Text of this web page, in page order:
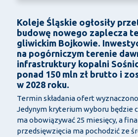
Koleje Śląskie ogłosiły
budowę nowego zaplecza
gliwickim Bojkowie.
na pogórniczym terenie
infrastruktury kopalni
ponad 150 mln zł brutto i
w 2028 roku.
Termin składania ofert
Jedynym kryterium wyboru będzie
ma obowiązywać 25 miesięcy, a
przedsięwzięcia ma pochodzić ze